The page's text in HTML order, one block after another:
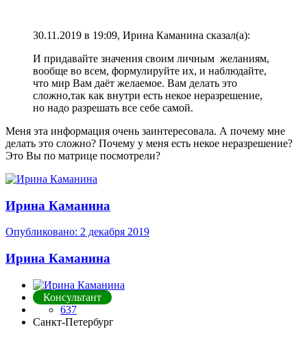
30.11.2019 в 19:09, Ирина Каманина сказал(а):
И придавайте значения своим личным желаниям,
вообще во всем, формулируйте их, и наблюдайте,
что мир Вам даёт желаемое. Вам делать это
сложно,так как внутри есть некое неразрешение,
но надо разрешать все себе самой.
Меня эта информация очень заинтересовала. А почему мне
делать это сложно? Почему у меня есть некое неразрешение?
Это Вы по матрице посмотрели?
Ирина Каманина
Опубликовано: 2 декабря 2019
Ирина Каманина
Консультант
637
Санкт-Петербург